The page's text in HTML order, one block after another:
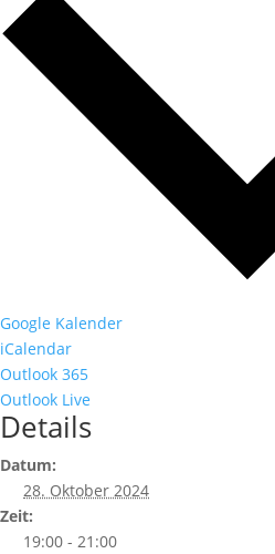
Google Kalender
iCalendar
Outlook 365
Outlook Live
Details
Datum:
28. Oktober 2024
Zeit:
19:00 - 21:00